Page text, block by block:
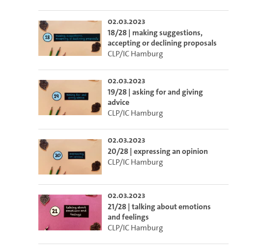
02.03.2023
18/28 | making suggestions,
accepting or declining proposals
CLP/IC Hamburg
02.03.2023
19/28 | asking for and giving
advice
CLP/IC Hamburg
02.03.2023
20/28 | expressing an opinion
CLP/IC Hamburg
02.03.2023
21/28 | talking about emotions
and feelings
CLP/IC Hamburg